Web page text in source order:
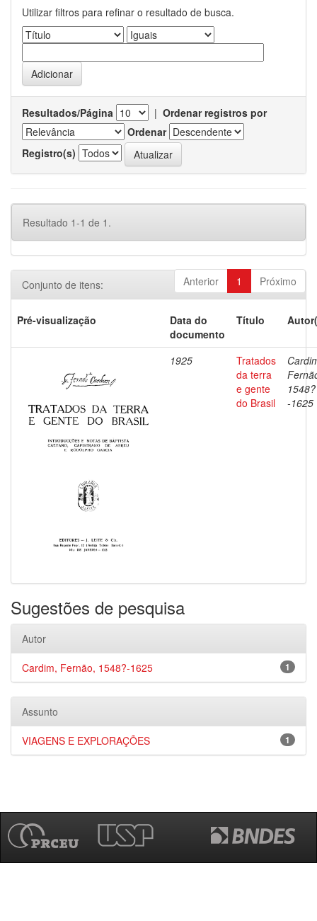
Utilizar filtros para refinar o resultado de busca.
Resultados/Página | Ordenar registros por
Ordenar
Registro(s)
Resultado 1-1 de 1.
Anterior 1 Próximo
Conjunto de itens:
Pré-visualização
Data do
documento
Título
1925
Tratados
da terra
e gente
do Brasil
1548?
-1625
Sugestões de pesquisa
Autor
1
Cardim, Fernão, 1548?-1625
Assunto
1
VIAGENS E EXPLORAÇÕES